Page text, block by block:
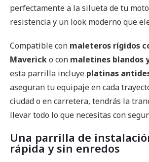
perfectamente a la silueta de tu
resistencia y un look moderno que
Compatible con maleteros rígidos
Mavericko con maletines blandos
esta parrilla incluye platinas
aseguran tu equipaje en cada
ciudad o en carretera, tendrás la
llevar todo lo que necesitas con
Una parrilla de
rápida y sin enredos